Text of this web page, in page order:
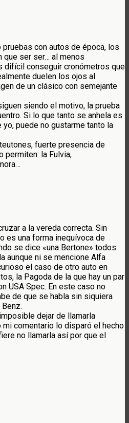
con autos de época, los
que ser ser… al menos
difícil conseguir cronómetros que
duelen los ojos al
de un clásico con semejante
siendo el motivo, la prueba
Si lo que tanto se anhela es
yo, puede no gustarme tanto la
fuerte presencia de
permiten: la Fulvia,
a la vereda correcta. Sin
es una forma inequívoca de
se dice «una Bertone» todos
aunque ni se mencione Alfa
el caso de otro auto en
la Pagoda de la que hay un par
USA Spec. En este caso no
de que se habla sin siquiera
dejar de llamarla
mi comentario lo disparó el hecho
no llamarla así por que el